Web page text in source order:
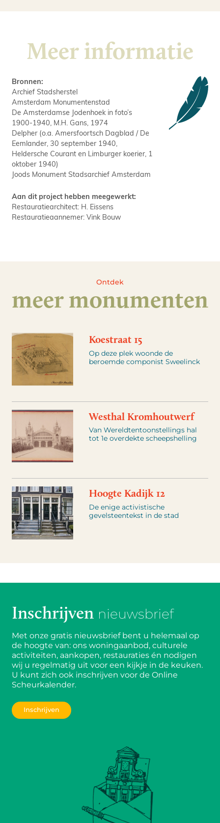
Meer informatie
Bronnen:
Archief Stadsherstel
Amsterdam Monumentenstad
De Amsterdamse Jodenhoek in foto’s
1900-1940, M.H. Gans, 1974
Delpher (o.a. Amersfoortsch Dagblad / De
Eemlander, 30 september 1940,
Heldersche Courant en Limburger koerier, 1
oktober 1940)
Joods Monument Stadsarchief Amsterdam
Aan dit project hebben meegewerkt:
Restauratiearchitect: H. Eissens
Restauratieaannemer: Vink Bouw
Ontdek
meer monumenten
Koestraat 15
Op deze plek woonde de
beroemde componist Sweelinck
Westhal Kromhoutwerf
Van Wereldtentoonstellings hal
tot 1e overdekte scheepshelling
Hoogte Kadijk 12
De enige activistische
gevelsteentekst in de stad
Inschrijven nieuwsbrief
Met onze gratis nieuwsbrief bent u helemaal op
de hoogte van: ons woningaanbod, culturele
activiteiten, aankopen, restauraties én nodigen
wij u regelmatig uit voor een kijkje in de keuken.
U kunt zich ook inschrijven voor de Online
Scheurkalender.
Inschrijven